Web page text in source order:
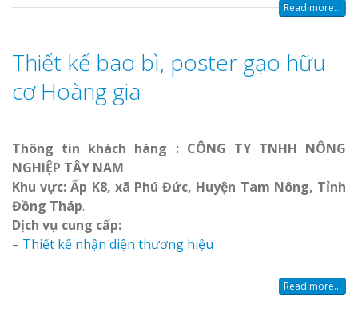
Read more...
Thiết kế bao bì, poster gạo hữu
cơ Hoàng gia
Thông tin khách hàng : CÔNG TY TNHH NÔNG
NGHIỆP TÂY NAM
Khu vực: Ấp K8, xã Phú Đức, Huyện Tam Nông, Tỉnh
Đồng Tháp.
Dịch vụ cung cấp:
– Thiết kế nhận diện thương hiệu
Read more...